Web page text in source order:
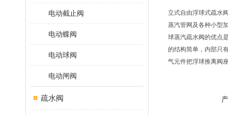
电动截止阀
电动蝶阀
电动球阀
电动闸阀
疏水阀
立式自由浮球式疏水
蒸汽管网及各种小型
球蒸汽疏水阀的优点
的结构简单，内部只
气元件把浮球推离阀